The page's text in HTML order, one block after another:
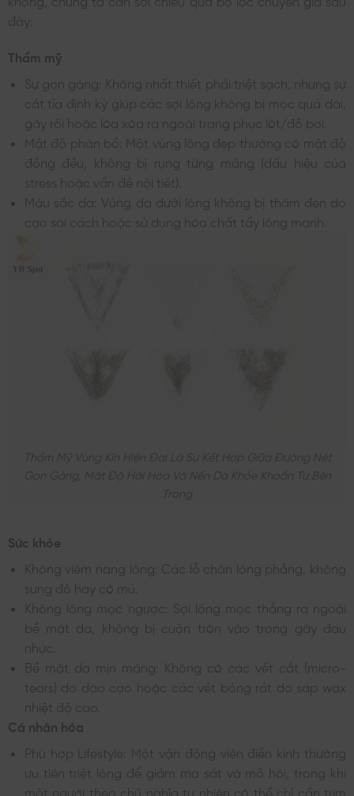
đây:
Thẩm mỹ
Sự gọn gàng: Không nhất thiết phải triệt sạch, nhưng sự
cắt tỉa định kỳ giúp các sợi lông không bị mọc quá dài,
gây rối hoặc lòa xòa ra ngoài trang phục lót/đồ bơi.
Mật độ phân bổ: Một vùng lông đẹp thường có mật độ
đồng đều, không bị rụng từng mảng (dấu hiệu của
stress hoặc vấn đề nội tiết).
Màu sắc da: Vùng da dưới lông không bị thâm đen do
cạo sai cách hoặc sử dụng hóa chất tẩy lông mạnh.
Thẩm Mỹ Vùng Kín Hiện Đại Là Sự Kết Hợp Giữa Đường Nét
Gọn Gàng, Mật Độ Hài Hòa Và Nền Da Khỏe Khoắn Từ Bên
Sức khỏe
Không viêm nang lông: Các lỗ chân lông phẳng, không
sưng đỏ hay có mủ.
Không lông mọc ngược: Sợi lông mọc thẳng ra ngoài
bề mặt da, không bị cuộn tròn vào trong gây đau
nhức.
Bề mặt da mịn màng: Không có các vết cắt (micro-
tears) do dao cạo hoặc các vết bỏng rát do sáp wax
nhiệt độ cao.
Cá nhân hóa
Phù hợp Lifestyle: Một vận động viên điền kinh thường
ưu tiên triệt lông để giảm ma sát và mồ hôi, trong khi
một người theo chủ nghĩa tự nhiên có thể chỉ cần trim